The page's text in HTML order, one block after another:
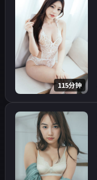
115分钟